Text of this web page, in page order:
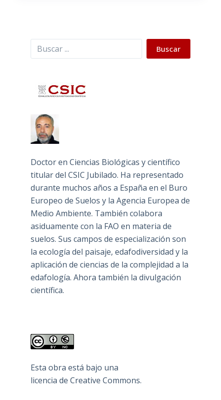
Buscar Buscar
Doctor en Ciencias Biológicas y científico
titular del CSIC Jubilado. Ha representado
durante muchos años a España en el Buro
Europeo de Suelos y la Agencia Europea de
Medio Ambiente. También colabora
asiduamente con la FAO en materia de
suelos. Sus campos de especialización son
la ecología del paisaje, edafodiversidad y la
aplicación de ciencias de la complejidad a la
edafología. Ahora también la divulgación
científica.
Esta obra está bajo una
licencia de Creative Commons.